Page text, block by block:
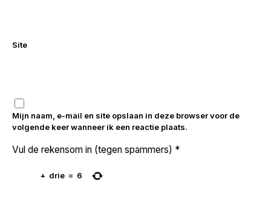
Site
Mijn naam, e-mail en site opslaan in deze browser voor de
volgende keer wanneer ik een reactie plaats.
Vul de rekensom in (tegen spammers) *
+ drie = 6